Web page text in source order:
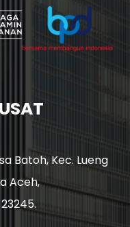
Batoh, Kec. Lueng
Aceh,